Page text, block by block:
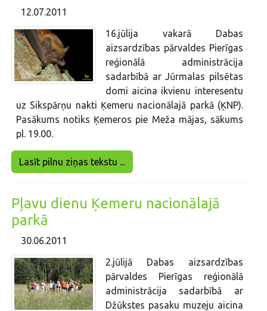
12.07.2011
16.jūlija vakarā Dabas
aizsardzības pārvaldes Pierīgas
reģionālā administrācija
sadarbībā ar Jūrmalas pilsētas
domi aicina ikvienu interesentu
uz Sikspārņu nakti Ķemeru nacionālajā parkā (ĶNP).
Pasākums notiks Ķemeros pie Meža mājas, sākums
pl. 19.00.
Lasīt pilnu ziņas tekstu ...
Pļavu dienu Ķemeru nacionālajā
parkā
30.06.2011
2.jūlijā Dabas aizsardzības
pārvaldes Pierīgas reģionālā
administrācija sadarbībā ar
Džūkstes pasaku muzeju aicina